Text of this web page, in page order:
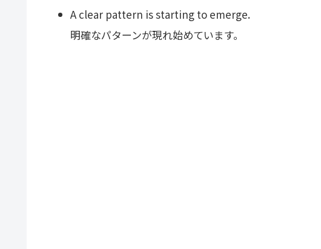
A clear pattern is starting to emerge.
明確なパターンが現れ始めています。